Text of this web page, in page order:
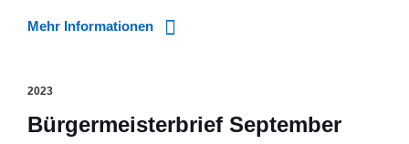
Mehr Informationen
2023
Bürgermeisterbrief September